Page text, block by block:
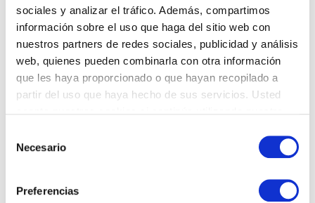
sociales y analizar el tráfico. Además, compartimos
información sobre el uso que haga del sitio web con
nuestros partners de redes sociales, publicidad y análisis
web, quienes pueden combinarla con otra información
que les haya proporcionado o que hayan recopilado a
partir del uso que haya hecho de sus servicios. Usted
Necesario
Preferencias